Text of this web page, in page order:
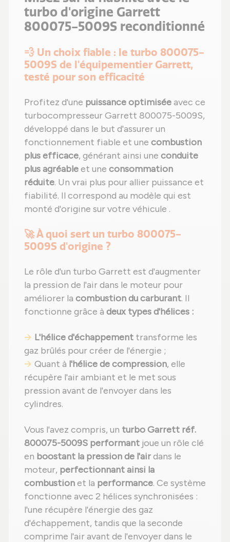
turbo d'origine Garrett
800075-5009S reconditionné
💨 Un choix fiable : le turbo 800075-
5009S de l'équipementier Garrett,
testé pour son efficacité
Profitez d'une puissance optimiséeavec ce
turbocompresseur Garrett 800075-5009S,
développé dans le but d'assurer un
fonctionnement fiable et une combustion
plus efficace, générant ainsi une conduite
plus agréableet une consommation
réduite. Un vrai plus pour allier puissance et
fiabilité. Il correspond au modèle qui est
monté d'origine sur votre véhicule .
🚀 À quoi sert un turbo 800075-
5009S d'origine ?
Le rôle d'un turbo Garrett est d'augmenter
la pression de l'air dans le moteur pour
améliorer la combustion du carburant. Il
fonctionne grâce à deux types d'hélices :
L'hélice d'échappement transforme les
gaz brûlés pour créer de l'énergie ;
Quant à l'hélice de compression, elle
récupère l'air ambiant et le met sous
pression avant de l'envoyer dans les
cylindres.
Vous l'avez compris, un turbo Garrett réf.
800075-5009S performant joue un rôle clé
en boostant la pression de l'airdans le
moteur, perfectionnant ainsi la
combustionet la performance. Ce système
fonctionne avec 2 hélices synchronisées :
l'une récupère l'énergie des gaz
d'échappement, tandis que la seconde
comprime l'air avant de l'envoyer dans le